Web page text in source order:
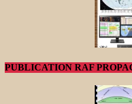
PUBLICATION RAF